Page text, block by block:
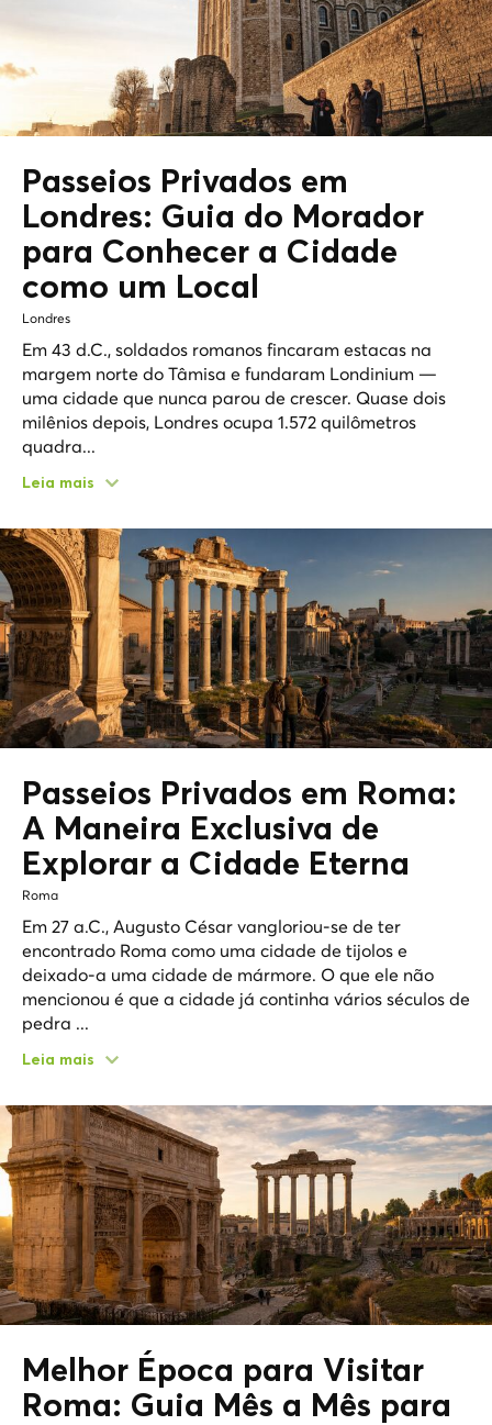
Passeios Privados em
Londres: Guia do Morador
para Conhecer a Cidade
como um Local
Londres
Em 43 d.C., soldados romanos fincaram estacas na
margem norte do Tâmisa e fundaram Londinium —
uma cidade que nunca parou de crescer. Quase dois
milênios depois, Londres ocupa 1.572 quilômetros
quadra...
Leia mais
Passeios Privados em Roma:
A Maneira Exclusiva de
Explorar a Cidade Eterna
Roma
Em 27 a.C., Augusto César vangloriou-se de ter
encontrado Roma como uma cidade de tijolos e
deixado-a uma cidade de mármore. O que ele não
mencionou é que a cidade já continha vários séculos de
pedra ...
Leia mais
Melhor Época para Visitar
Roma: Guia Mês a Mês para